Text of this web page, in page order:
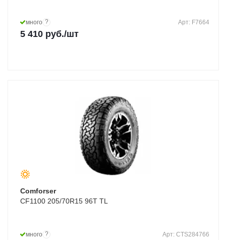
много ? Арт: F7664
5 410 руб./шт
Comforser
CF1100 205/70R15 96T TL
много ? Арт: CTS284766